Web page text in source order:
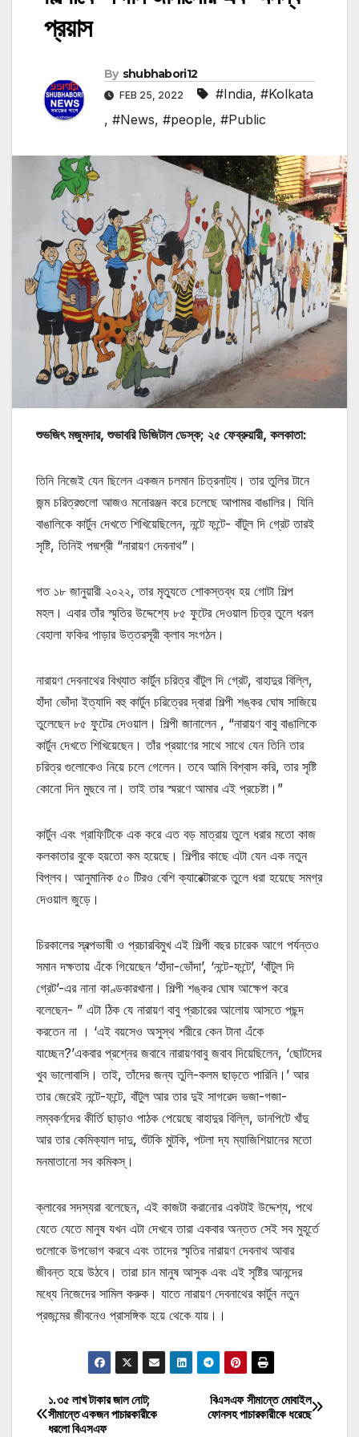
প্রয়াস
By shubhabori12
FEB 25, 2022 #India, #Kolkata
, #News, #people, #Public
শুভজিৎ মজুমদার, শুভাবরি ডিজিটাল ডেস্ক; ২৫ ফেব্রুয়ারী, কলকাতা:
তিনি নিজেই যেন ছিলেন একজন চলমান চিত্রনাট্য। তার তুলির টানে
জন্ম চরিত্রগুলো আজও মনোরঞ্জন করে চলেছে আপামর বাঙালির। যিনি
বাঙালিকে কার্টুন দেখতে শিখিয়েছিলেন, নন্টে ফন্টে- বাঁটুল দি গ্রেট তারই
সৃষ্টি, তিনিই পদ্মশ্রী “নারায়ণ দেবনাথ”।
গত ১৮ জানুয়ারী ২০২২, তার মৃত্যুতে শোকস্তব্ধ হয় গোটা শিল্প
মহল। এবার তাঁর স্মৃতির উদ্দেশ্যে ৮৫ ফুটের দেওয়াল চিত্র তুলে ধরল
বেহালা ফকির পাড়ার উত্তরসূরী ক্লাব সংগঠন।
নারায়ণ দেবনাথের বিখ্যাত কার্টুন চরিত্র বাঁটুল দি গ্রেট, বাহাদুর বিল্লি,
হাঁদা ভোঁদা ইত্যাদি বহু কার্টুন চরিত্রের দ্বারা শিল্পী শঙ্কর ঘোষ সাজিয়ে
তুলেছেন ৮৫ ফুটের দেওয়াল। শিল্পী জানালেন , “নারায়ণ বাবু বাঙালিকে
কার্টুন দেখতে শিখিয়েছেন। তাঁর প্রয়াণের সাথে সাথে যেন তিনি তার
চরিত্র গুলোকেও নিয়ে চলে গেলেন। তবে আমি বিশ্বাস করি, তার সৃষ্টি
কোনো দিন মুছবে না। তাই তার স্মরণে আমার এই প্রচেষ্টা।”
কার্টুন এবং গ্রাফিটিকে এক করে এত বড় মাত্রায় তুলে ধরার মতো কাজ
কলকাতার বুকে হয়তো কম হয়েছে। শিল্পীর কাছে এটা যেন এক নতুন
বিপ্লব। আনুমানিক ৫০ টিরও বেশি ক্যারেক্টারকে তুলে ধরা হয়েছে সমগ্র
দেওয়াল জুড়ে।
চিরকালের স্বল্পভাষী ও প্রচারবিমুখ এই শিল্পী বছর চারেক আগে পর্যন্তও
সমান দক্ষতায় এঁকে গিয়েছেন ‘হাঁদা-ভোঁদা’, ‘নন্টে-ফন্টে’, ‘বাঁটুল দি
গ্রেট’-এর নানা কাণ্ডকারখানা। শিল্পী শঙ্কর ঘোষ আক্ষেপ করে
বলেছেন- ” এটা ঠিক যে নারায়ণ বাবু প্রচারের আলোয় আসতে পছন্দ
করতেন না । ‘এই বয়সেও অসুস্থ শরীরে কেন টানা এঁকে
যাচ্ছেন?’একবার প্রশ্নের জবাবে নারায়ণবাবু জবাব দিয়েছিলেন, ‘ছোটদের
খুব ভালোবাসি। তাই, তাঁদের জন্য তুলি-কলম ছাড়তে পারিনি।’ আর
তার জেরেই নন্টে-ফন্টে, বাঁটুল আর তার দুই সাগরেদ ভজা-গজা-
লম্বকর্ণদের কীর্তি ছাড়াও পাঠক পেয়েছে বাহাদুর বিল্লি, ডানপিটে খাঁদু
আর তার কেমিক্যাল দাদু, শুঁটকি মুটকি, পটলা দ্য ম্যাজিশিয়ানের মতো
মনমাতানো সব কমিকস্।
ক্লাবের সদস্যরা বলেছেন, এই কাজটা করানোর একটাই উদ্দেশ্য, পথে
যেতে যেতে মানুষ যখন এটা দেখবে তারা একবার অন্তত সেই সব মুহূর্তে
গুলোকে উপভোগ করবে এবং তাদের স্মৃতির নারায়ণ দেবনাথ আবার
জীবন্ত হয়ে উঠবে। তারা চান মানুষ আসুক এবং এই সৃষ্টির আনন্দের
মধ্যে নিজেদের সামিল করুক। যাতে নারায়ণ দেবনাথের কার্টুন নতুন
প্রজন্মের জীবনেও প্রাসঙ্গিক হয়ে থেকে যায়।।
Post
বিএসএফ সীমান্তে মোবাইল
ফোনসহ পাচারকারীকে ধরেছে
১.৩৫ লাখ টাকার জাল নোট;
সীমান্তে একজন পাচারকারীকে
ধরলো বিএসএফ